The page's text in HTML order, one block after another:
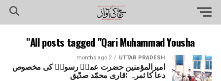
All posts tagged "Qari Muhammad Yousha"
UTTAR PRADESH
2 months ago
امیرالمؤمنین حضرت عمرؓ رسولؐ کی مخصوص
دعا کا ثمرہ :قاری محمّد صدّیق